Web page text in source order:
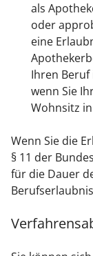
als
oder
eine
Ihren
wenn Sie
Wohnsitz
Wenn Sie die
§ 11 der
für die Dauer